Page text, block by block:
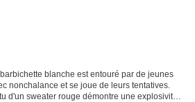
blanche est entouré par de jeunes
nonchalance et se joue de leurs tentatives.
d'un sweater rouge démontre une explosivité